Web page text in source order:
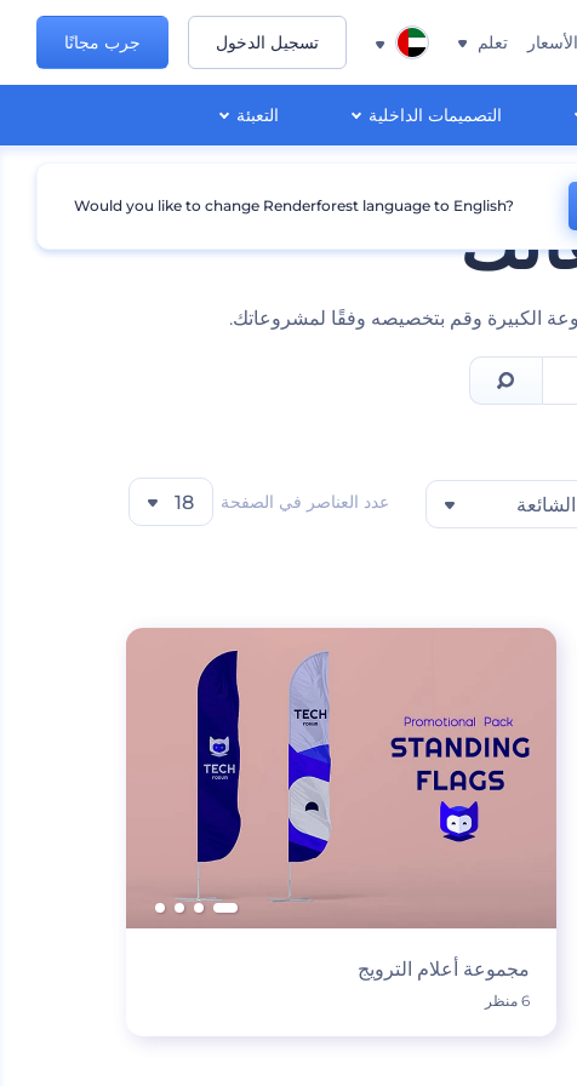
التصميمات الداخلية التعبئة
الأسعار تعلم تسجيل الدخول جرب مجانًا
الكبيرة وقم بتخصيصه وفقًا لمشروعاتك.
الشائعة عدد العناصر في الصفحة 18
مجموعة أعلام الترويج
6 منظر
Would you like to change Renderforest language to English?